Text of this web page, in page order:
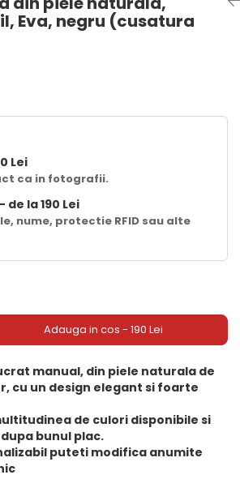
Eva, negru (cusatura
Lei
ca in fotografii.
de la 190 Lei
nume, protectie RFID sau alte
Adauga in cos - 190 Lei
manual, din piele naturala de
cu un design elegant si foarte
de culori disponibile si
bunul plac.
puteti modifica anumite